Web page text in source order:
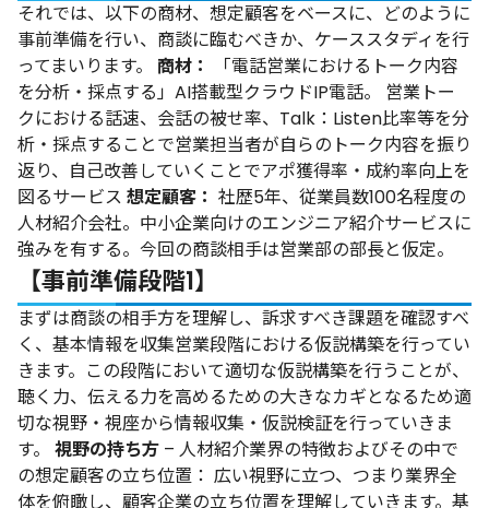
それでは、以下の商材、想定顧客をベースに、どのように
事前準備を行い、商談に臨むべきか、ケーススタディを行
ってまいります。 商材：
「電話営業におけるトーク内容
を分析・採点する」AI搭載型クラウドIP電話。 営業トー
クにおける話速、会話の被せ率、Talk：Listen比率等を分
析・採点することで営業担当者が自らのトーク内容を振り
返り、自己改善していくことでアポ獲得率・成約率向上を
図るサービス 想定顧客： 社歴5年、従業員数100名程度の
人材紹介会社。中小企業向けのエンジニア紹介サービスに
強みを有する。今回の商談相手は営業部の部長と仮定。
【事前準備段階1】
まずは商談の相手方を理解し、訴求すべき課題を確認すべ
く、基本情報を収集営業段階における仮説構築を行ってい
きます。この段階において適切な仮説構築を行うことが、
聴く力、伝える力を高めるための大きなカギとなるため適
切な視野・視座から情報収集・仮説検証を行っていきま
す。 視野の持ち方 – 人材紹介業界の特徴およびその中で
の想定顧客の立ち位置： 広い視野に立つ、つまり業界全
体を俯瞰し、顧客企業の立ち位置を理解していきます。基